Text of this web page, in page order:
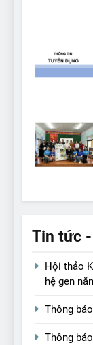
Tin tức
Hội thảo
hệ gen
Thông
Thông